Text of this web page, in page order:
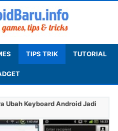
TIPS TRIK TUTORIAL
Ubah Keyboard Android Jadi